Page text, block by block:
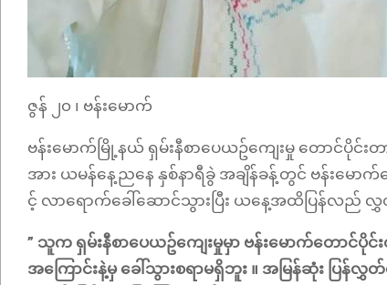
ဇွန် ၂၀ ၊ ဗန်းမောက်
ဗန်းမောက်မြို့နယ် ရှမ်းနီစာပေယဥ်ကျေးမှု တောင်ပိုင်
အား ယမန်နေ့ညနေ နှစ်နာရီခွဲ အချိန်ခန့်တွင် ဗန်းမောက်
င့် လာရောက်ခေါ်ဆောင်သွားပြီး ယနေ့အထိပြန်လည် လွှ
” သူက ရှမ်းနီစာပေယဥ်ကျေးမှုမှာ ဗန်းမောက်တောင်
အကြောင်းနဲ့မှ ခေါ်သွားစရာမရှိဘူး ။ အမြန်ဆုံး ပြန်